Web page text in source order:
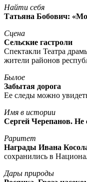
Найти себя
Татьяна Бобович:
Сцена
Сельские гастроли
Спектакли Театра
жители районов
Былое
Забытая дорога
Ее следы можно
Имя в истории
Сергей Черепанов. Не
Раритет
Награды Ивана
сохранились в
Дары природы